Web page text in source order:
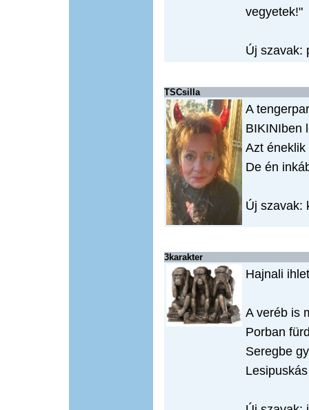
vegyetek!"
Új szavak:
TSCsilla
A
BIKINIben
Azt
De én
Új szavak:
3karakter
Hajnali
A veréb is
Porban
Seregbe